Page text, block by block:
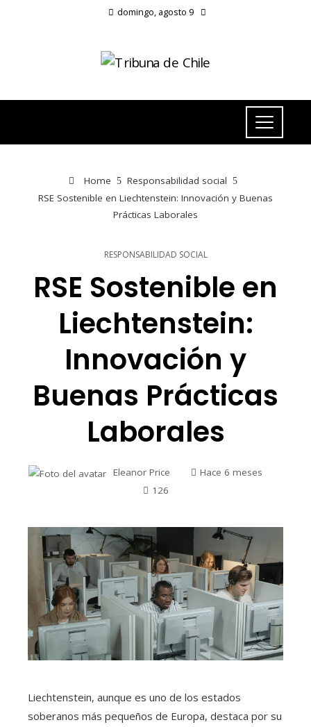
domingo, agosto 9
Home
Responsabilidad social
RSE Sostenible en Liechtenstein: Innovación y Buenas
Prácticas Laborales
RESPONSABILIDAD SOCIAL
RSE Sostenible en
Liechtenstein:
Innovación y
Buenas Prácticas
Laborales
Eleanor Price
Hace 6 meses
126
Liechtenstein, aunque es uno de los estados
soberanos más pequeños de Europa, destaca por su